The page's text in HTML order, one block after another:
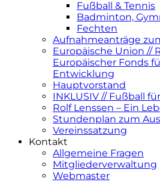
Fußball & Tennis
Badminton,
Fechten
Aufnahmeanträge
Europäische Union //
Europäischer Fonds
Entwicklung
Hauptvorstand
INKLUSIV // Fußball
Rolf Lenssen – Ein
Stundenplan zum
Vereinssatzung
Kontakt
Allgemeine Fragen
Mitgliederverwaltung
Webmaster